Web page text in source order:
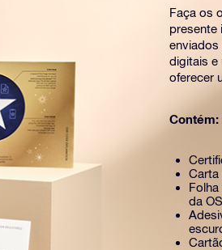
Faça os
presente
enviados
digitais e
oferecer
Contém:
Carta
da